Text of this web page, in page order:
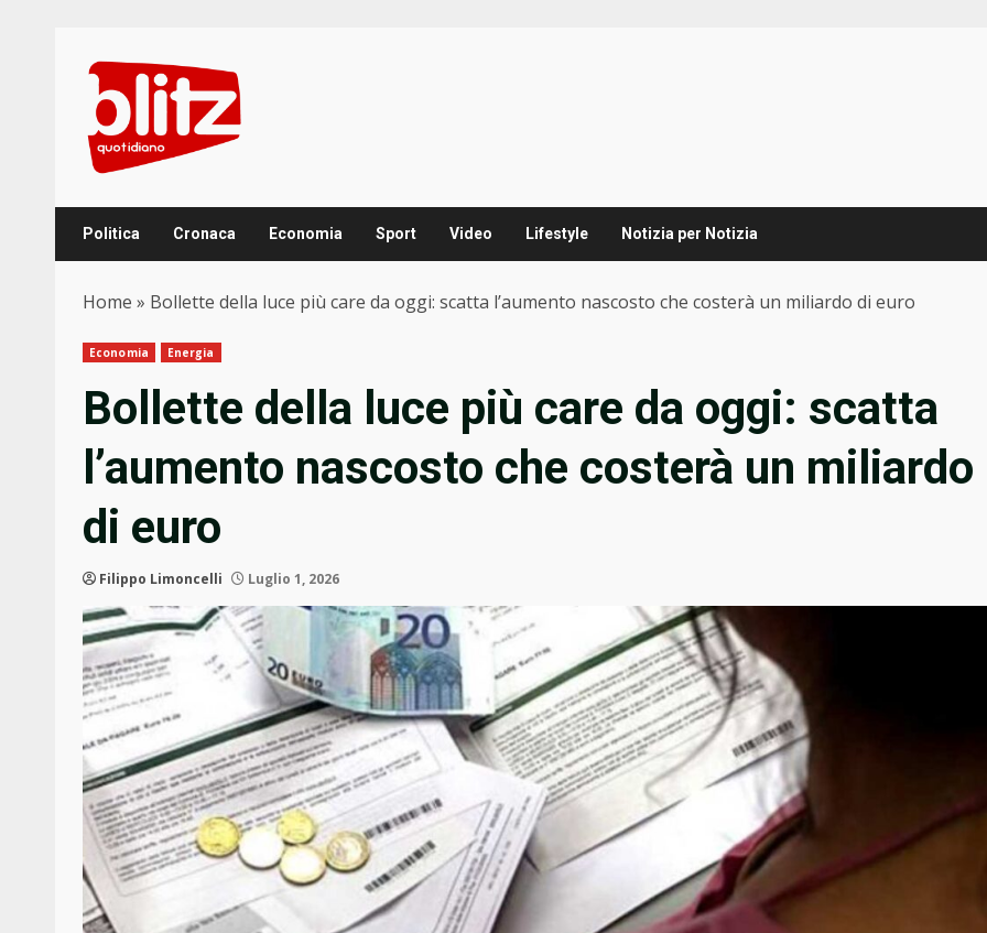
content
Politica Cronaca Economia Sport Video Lifestyle Notizia per Notizia
Home » Bollette della luce più care da oggi: scatta l’aumento nascosto che costerà un miliardo di euro
Economia Energia
Bollette della luce più care da oggi: scatta
l’aumento nascosto che costerà un miliardo
di euro
Filippo Limoncelli Luglio 1, 2026